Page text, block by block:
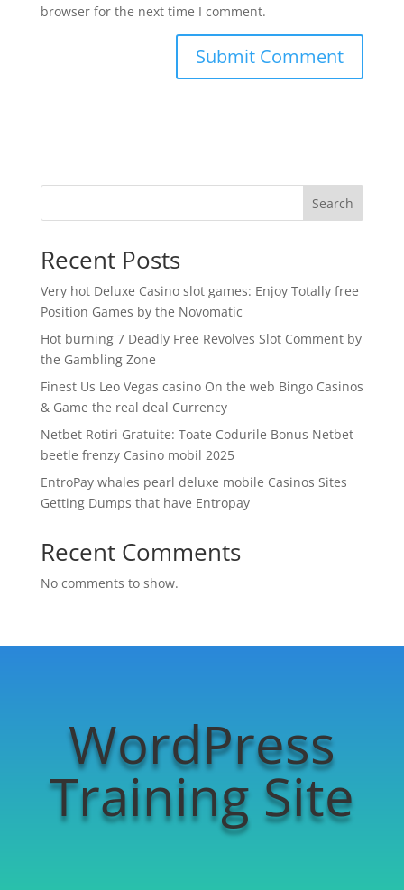
browser for the next time I comment.
Search
Recent Posts
Very hot Deluxe Casino slot games: Enjoy Totally free
Position Games by the Novomatic
Hot burning 7 Deadly Free Revolves Slot Comment by
the Gambling Zone
Finest Us Leo Vegas casino On the web Bingo Casinos
& Game the real deal Currency
Netbet Rotiri Gratuite: Toate Codurile Bonus Netbet
beetle frenzy Casino mobil 2025
EntroPay whales pearl deluxe mobile Casinos Sites
Getting Dumps that have Entropay
Recent Comments
No comments to show.
WordPress
Training Site